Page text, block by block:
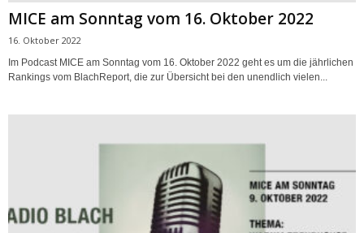
MICE am Sonntag vom 16. Oktober 2022
16. Oktober 2022
Im Podcast MICE am Sonntag vom 16. Oktober 2022 geht es um die jährlichen
Rankings vom BlachReport, die zur Übersicht bei den unendlich vielen...